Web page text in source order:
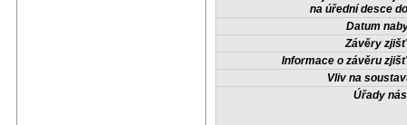
na úřední desce
Datum
Závěry
Informace o závěru
Vliv na
Úřady